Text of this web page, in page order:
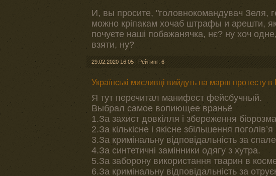
И, вы просите, "головнокомандувач Зеля,
можно кріпакам хочаб штрафы и арешти,
почуєте наші побажанячка, нє? ну хоч
взяти, ну?
29.02.2020 16:05 | Рейтинг: 6
Українські мисливці вийдуть на марш протесту в
Я тут перечитал манифест фейсбучный.
Выбрал самое вопиющее враньё
1.За захист довкілля і збереження
2.За кількісне і якісне збільшення
3.За кримінальну відповідальність за
4.За синтетичні замінники одягу з хутра.
5.За заборону використання тварин в
6.За кримінальну відповідальність за